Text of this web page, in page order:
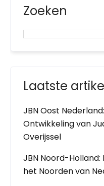
Zoeken
Laatste
JBN Oost
Ontwikkeling van
Overijssel
JBN Noord-
het Noorden van